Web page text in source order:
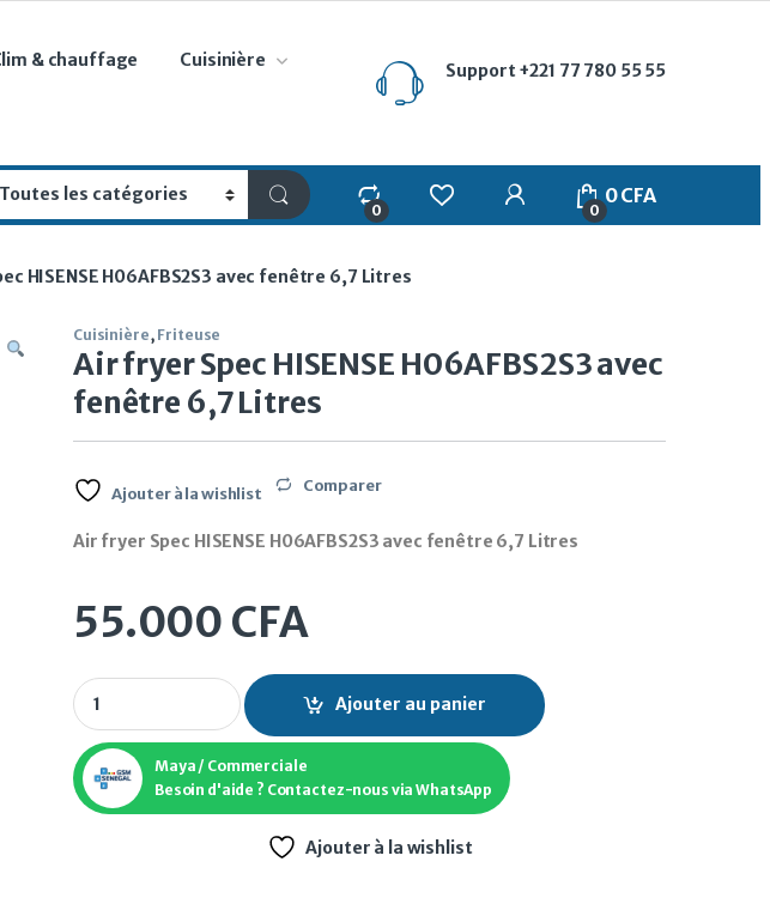
& chauffage Cuisinière Support +221 77 780 55 55
0
My Account
0
0CFA
HISENSE H06AFBS2S3 avec fenêtre 6,7 Litres
Cuisinière, Friteuse
Air fryer Spec HISENSE H06AFBS2S3 avec
fenêtre 6,7 Litres
Ajouter à la wishlist Comparer
Air fryer Spec HISENSE H06AFBS2S3 avec fenêtre 6,7 Litres
55.000 CFA
Air fryer Spec HISENSE H06AFBS2S3 avec fenêtre 6,7 Litres quantity
Ajouter au panier
Maya / Commerciale
Besoin d'aide ? Contactez-nous via WhatsApp
Ajouter à la wishlist